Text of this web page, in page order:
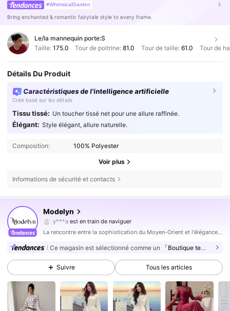
#WhimsicalGarden
Bring enchanted & romantic fairytale style to every frame.
Le/la mannequin porte:S
Taille: 175.0 Tour de poitrine:81.0 Tour de taille: 61.0 Tour de
Détails Du Produit
Caractéristiques de l'intelligence artificielle
Créé basé sur les détails
Tissu tissé: Un toucher tissé net pour une allure raffinée.
Élégant: Style élégant, allure naturelle.
Composition: 100% Polyester
Voir plus
Informations de sécurité et contacts
Modelyn
4,85 1.2M Suiveurs
4,85 1.2M Suiveurs
4,85 1.2M Suiveurs
1.2M Suiveurs
La rencontre entre la sophistication du Moyen-Orient et l'élégance moderne
Ce magasin est sélectionné comme un 「Boutique tendance」
Suivre Tous les articles